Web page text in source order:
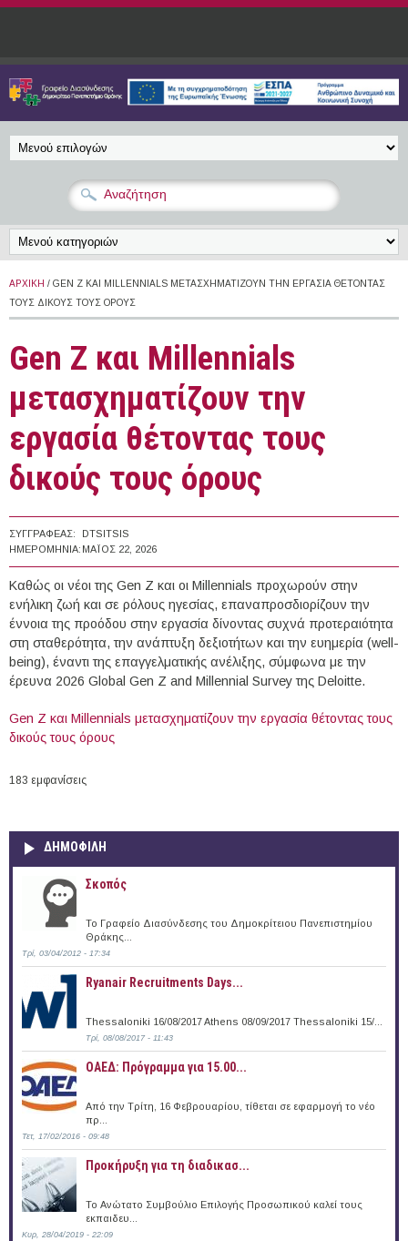
Παράκαμψη προς το κυρίως περιεχόμενο
ΑΡΧΙΚΉ / GEN Z ΚΑΙ MILLENNIALS ΜΕΤΑΣΧΗΜΑΤΊΖΟΥΝ ΤΗΝ ΕΡΓΑΣΊΑ ΘΈΤΟΝΤΑΣ
ΤΟΥΣ ΔΙΚΟΎΣ ΤΟΥΣ ΌΡΟΥΣ
Gen Z και Millennials
μετασχηματίζουν την
εργασία θέτοντας τους
δικούς τους όρους
ΣΥΓΓΡΑΦΈΑΣ:
DTSITSIS
ΗΜΕΡΟΜΗΝΊΑ: ΜΆΙΟΣ 22, 2026
Καθώς οι νέοι της Gen Z και οι Millennials προχωρούν στην
ενήλικη ζωή και σε ρόλους ηγεσίας, επαναπροσδιορίζουν την
έννοια της προόδου στην εργασία δίνοντας συχνά προτεραιότητα
στη σταθερότητα, την ανάπτυξη δεξιοτήτων και την ευημερία (well-
being), έναντι της επαγγελματικής ανέλιξης, σύμφωνα με την
έρευνα 2026 Global Gen Z and Millennial Survey της Deloitte.
Gen Z και Millennials μετασχηματίζουν την εργασία θέτοντας τους
δικούς τους όρους
183 εμφανίσεις
ΔΗΜΟΦΙΛΗ
Σκοπός
Το Γραφείο Διασύνδεσης του Δημοκρίτειου Πανεπιστημίου
Θράκης...
Τρί, 03/04/2012 - 17:34
Ryanair Recruitments Days...
Thessaloniki 16/08/2017 Athens 08/09/2017 Thessaloniki 15/...
Τρί, 08/08/2017 - 11:43
ΟΑΕΔ: Πρόγραμμα για 15.00...
Από την Τρίτη, 16 Φεβρουαρίου, τίθεται σε εφαρμογή το νέο
πρ...
Τετ, 17/02/2016 - 09:48
Προκήρυξη για τη διαδικασ...
Το Ανώτατο Συμβούλιο Επιλογής Προσωπικού καλεί τους
εκπαιδευ...
Κυρ, 28/04/2019 - 22:09